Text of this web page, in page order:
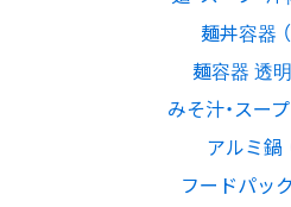
麺丼容器 （
麺容器 透明
みそ汁・スープ
アルミ鍋
フードパック